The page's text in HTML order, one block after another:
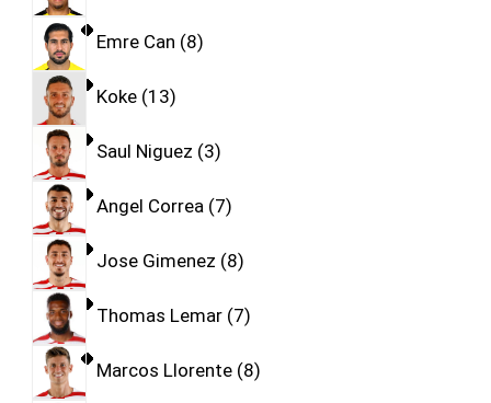
Emre Can 8
Koke 13
Saul Niguez 3
Angel Correa 7
Jose Gimenez 8
Thomas Lemar 7
Marcos Llorente 8